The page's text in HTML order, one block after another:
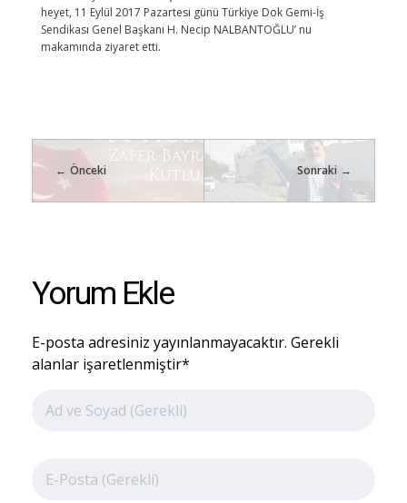
heyet, 11 Eylül 2017 Pazartesi günü Türkiye Dok Gemi-İş
Sendikası Genel Başkanı H. Necip NALBANTOĞLU’ nu
makamında ziyaret etti.
Önceki Sonraki
Yorum Ekle
E-posta adresiniz yayınlanmayacaktır. Gerekli
alanlar işaretlenmiştir*